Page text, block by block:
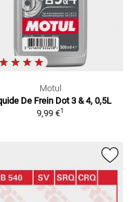
Motul
De Frein Dot 3 & 4, 0,5L
9,99 €1